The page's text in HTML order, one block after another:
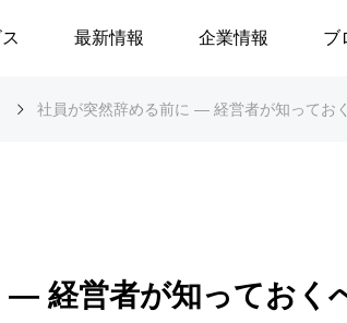
最新情報 企業情報 ブ
社員が突然辞める前に ― 経営者が知ってお
― 経営者が知っておく